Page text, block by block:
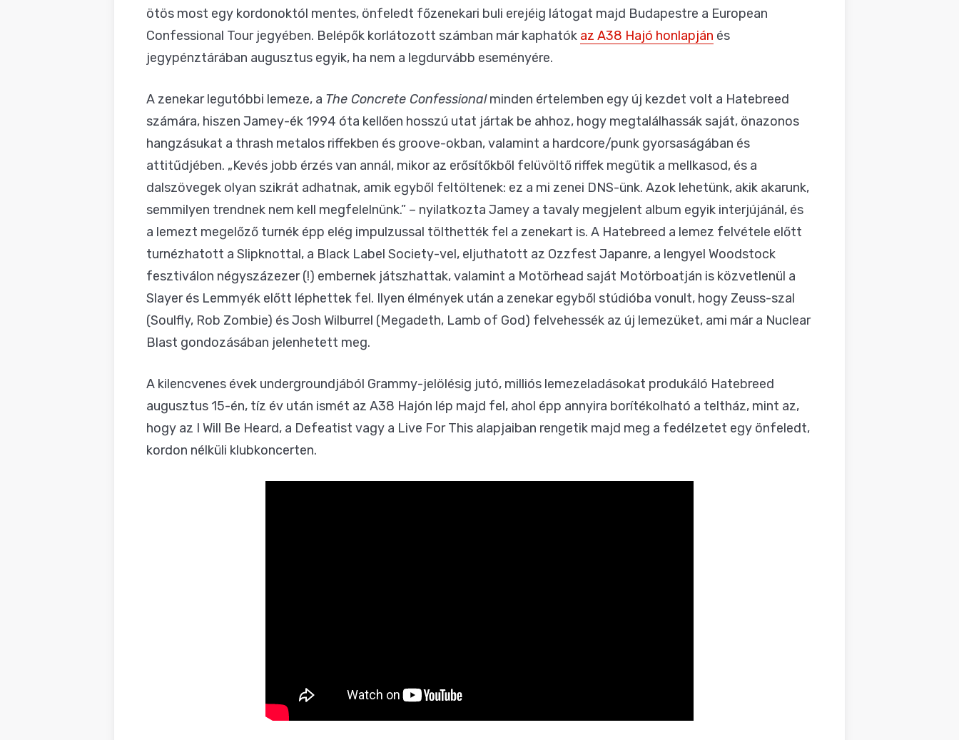
ötös most egy kordonoktól mentes, önfeledt főzenekari buli erejéig látogat majd Budapestre a European
Confessional Tour jegyében. Belépők korlátozott számban már kaphatók az A38 Hajó honlapján és
jegypénztárában augusztus egyik, ha nem a legdurvább eseményére.
A zenekar legutóbbi lemeze, a The Concrete Confessionalminden értelemben egy új kezdet volt a Hatebreed
számára, hiszen Jamey-ék 1994 óta kellően hosszú utat jártak be ahhoz, hogy megtalálhassák saját, önazonos
hangzásukat a thrash metalos riffekben és groove-okban, valamint a hardcore/punk gyorsaságában és
attitűdjében. „Kevés jobb érzés van annál, mikor az erősítőkből felüvöltő riffek megütik a mellkasod, és a
dalszövegek olyan szikrát adhatnak, amik egyből feltöltenek: ez a mi zenei DNS-ünk. Azok lehetünk, akik akarunk,
semmilyen trendnek nem kell megfelelnünk.” – nyilatkozta Jamey a tavaly megjelent album egyik interjújánál, és
a lemezt megelőző turnék épp elég impulzussal tölthették fel a zenekart is. A Hatebreed a lemez felvétele előtt
turnézhatott a Slipknottal, a Black Label Society-vel, eljuthatott az Ozzfest Japanre, a lengyel Woodstock
fesztiválon négyszázezer (!) embernek játszhattak, valamint a Motörhead saját Motörboatján is közvetlenül a
Slayer és Lemmyék előtt léphettek fel. Ilyen élmények után a zenekar egyből stúdióba vonult, hogy Zeuss-szal
(Soulfly, Rob Zombie) és Josh Wilburrel (Megadeth, Lamb of God) felvehessék az új lemezüket, ami már a Nuclear
Blast gondozásában jelenhetett meg.
A kilencvenes évek undergroundjából Grammy-jelölésig jutó, milliós lemezeladásokat produkáló Hatebreed
augusztus 15-én, tíz év után ismét az A38 Hajón lép majd fel, ahol épp annyira borítékolható a teltház, mint az,
hogy az I Will Be Heard, a Defeatist vagy a Live For This alapjaiban rengetik majd meg a fedélzetet egy önfeledt,
kordon nélküli klubkoncerten.